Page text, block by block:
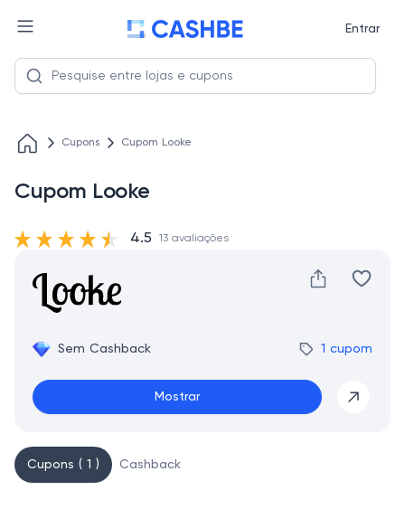
Entrar
Cupons Cupom Looke
Cupom Looke
Sem Cashback 1 cupom
Mostrar
4.5 13 avaliações
Cupons ( 1 ) Cashback